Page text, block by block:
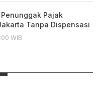
Pajak
Tanpa Dispensasi
WIB